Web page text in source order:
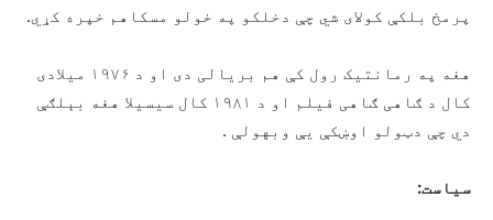
پرمخ بلکې کولای شي چې دخلکو په خولو مسکاهم خپره کړي.
هغه په رمانتیک رول کې هم بریالی دی او د ۱۹۷۶ میلادی
کال د ګاهی ګاهی فیلم او د ۱۹۸۱ کال سیسیلا هغه بېلګې
دي چې دټولو اوښکې یې وبهولې .
سیاست: